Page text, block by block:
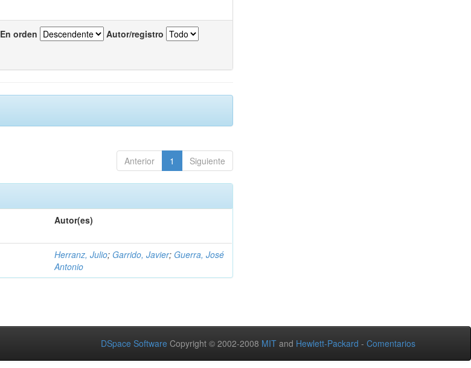
En orden Autor/registro
Anterior 1 Siguiente
Autor(es)
Herranz, Julio; Garrido, Javier; Guerra, José
Antonio
DSpace Software Copyright © 2002-2008 MIT and Hewlett-Packard - Comentarios